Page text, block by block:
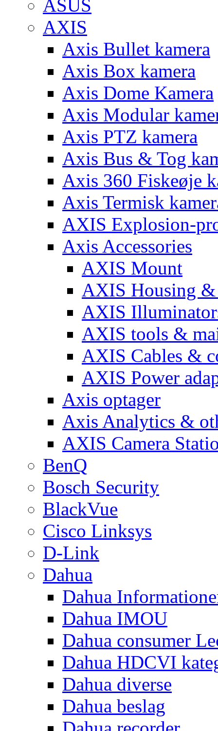
ASUS
AXIS
Axis Bullet kamera
Axis Box kamera
Axis Dome Kamera
Axis Modular
Axis PTZ kamera
Axis Bus & Tog
Axis 360 Fiskeøje
Axis Termisk
AXIS Explosion-
Axis Accessories
AXIS Mount
AXIS Housing &
AXIS
AXIS tools &
AXIS Cables &
AXIS Power
Axis optager
Axis Analytics &
AXIS Camera
BenQ
Bosch Security
BlackVue
Cisco Linksys
D-Link
Dahua
Dahua
Dahua IMOU
Dahua consumer
Dahua HDCVI
Dahua diverse
Dahua beslag